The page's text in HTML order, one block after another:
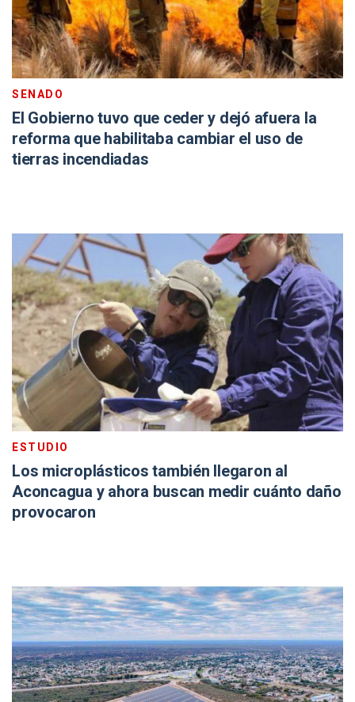
SENADO
El Gobierno tuvo que ceder y dejó afuera la
reforma que habilitaba cambiar el uso de
tierras incendiadas
ESTUDIO
Los microplásticos también llegaron al
Aconcagua y ahora buscan medir cuánto daño
provocaron